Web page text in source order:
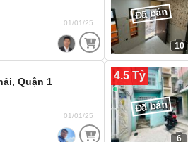
01/01/25
10
Đã bán
Quận 1
01/01/25
4.5 Tỷ
6
Đã bán